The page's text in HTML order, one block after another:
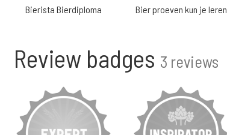
Bierista Bierdiploma Bier proeven kun je leren
Review badges 3 reviews